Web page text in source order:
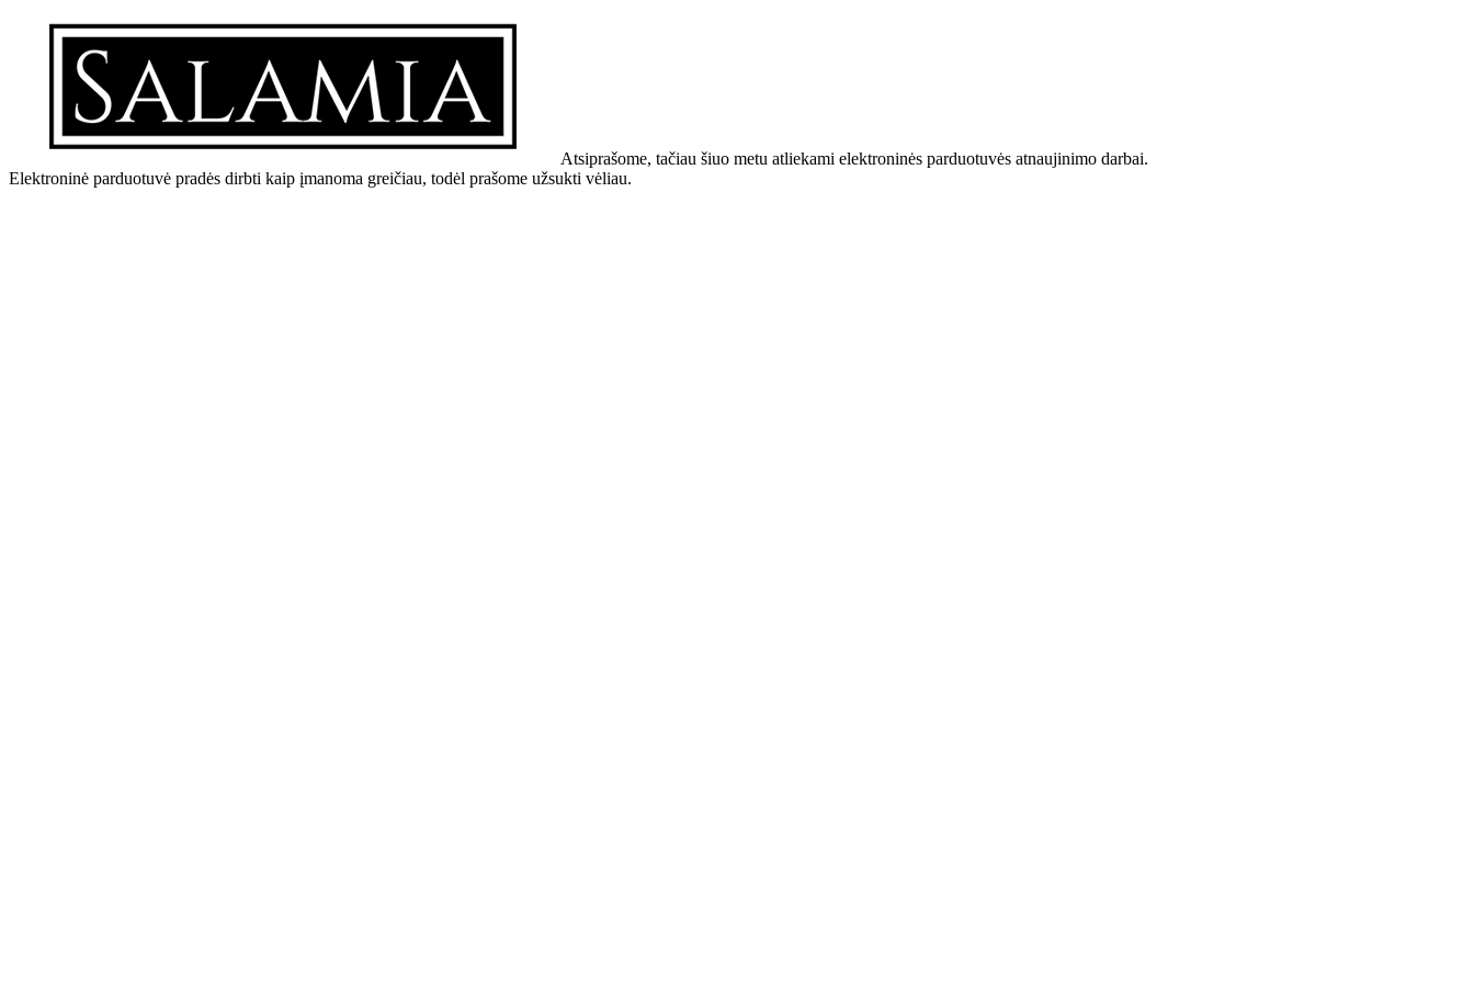
Atsiprašome, tačiau šiuo metu atliekami elektroninės parduotuvės atnaujinimo darbai.
Elektroninė parduotuvė pradės dirbti kaip įmanoma greičiau, todėl prašome užsukti vėliau.